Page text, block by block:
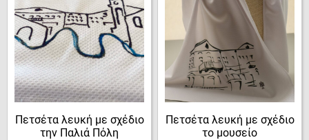
Πετσέτα λευκή με σχέδιο
την Παλιά Πόλη
Πετσέτα λευκή με σχέδιο
το μουσείο